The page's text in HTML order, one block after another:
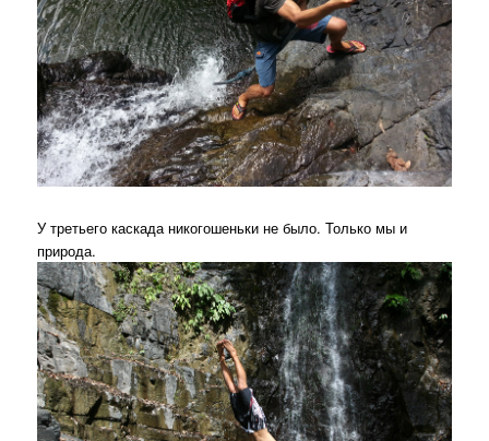
У третьего каскада никогошеньки не было. Только мы и
природа.